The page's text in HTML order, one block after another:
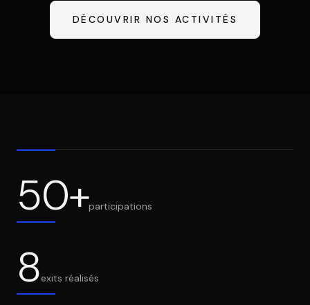
LE GROUPE
DIVA
Connexion
DÉCOUVRIR NOS ACTIVITÉS
50+participations
8exits réalisés